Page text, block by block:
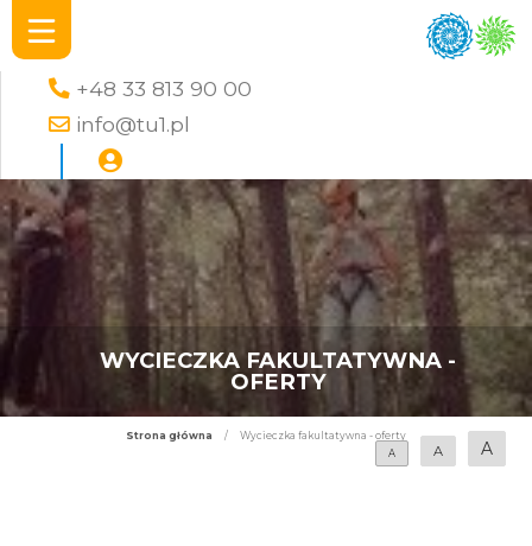
+48 33 813 90 00
info@tu1.pl
WYCIECZKA FAKULTATYWNA -
OFERTY
Strona główna /
Wycieczka fakultatywna - oferty
A
A A